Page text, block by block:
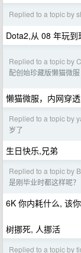
Replied to a topic by
Dota2,从 08 年玩到
Replied to a topic by
配创始珍藏版懒猫微
懒猫微服，内网穿
Replied to a topic by
岁了
生日快乐,兄弟
Replied to a topic by
是刚毕业时都这样呢？
6K 你内耗什么, 该
树挪死, 人挪活
Replied to a topic by